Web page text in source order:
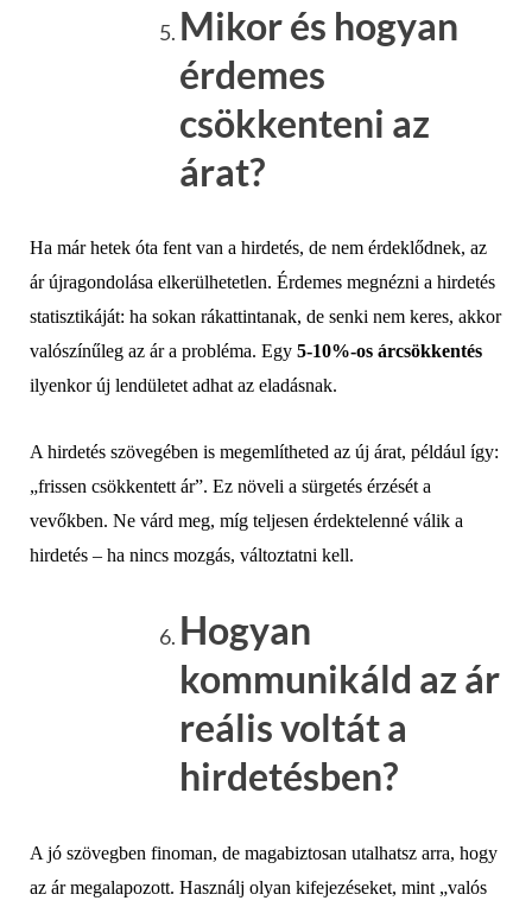
Mikor és hogyan
érdemes
csökkenteni az
árat?
Ha már hetek óta fent van a hirdetés, de nem érdeklődnek, az
ár újragondolása elkerülhetetlen. Érdemes megnézni a hirdetés
statisztikáját: ha sokan rákattintanak, de senki nem keres, akkor
valószínűleg az ár a probléma. Egy 5-10%-os árcsökkentés
ilyenkor új lendületet adhat az eladásnak.
A hirdetés szövegében is megemlítheted az új árat, például így:
„frissen csökkentett ár”. Ez növeli a sürgetés érzését a
vevőkben. Ne várd meg, míg teljesen érdektelenné válik a
hirdetés – ha nincs mozgás, változtatni kell.
Hogyan
kommunikáld az ár
reális voltát a
hirdetésben?
A jó szövegben finoman, de magabiztosan utalhatsz arra, hogy
az ár megalapozott. Használj olyan kifejezéseket, mint „valós